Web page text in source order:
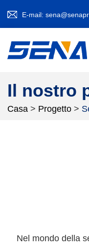
E-mail:
Il nostro
Casa > Progetto >
Nel mondo della